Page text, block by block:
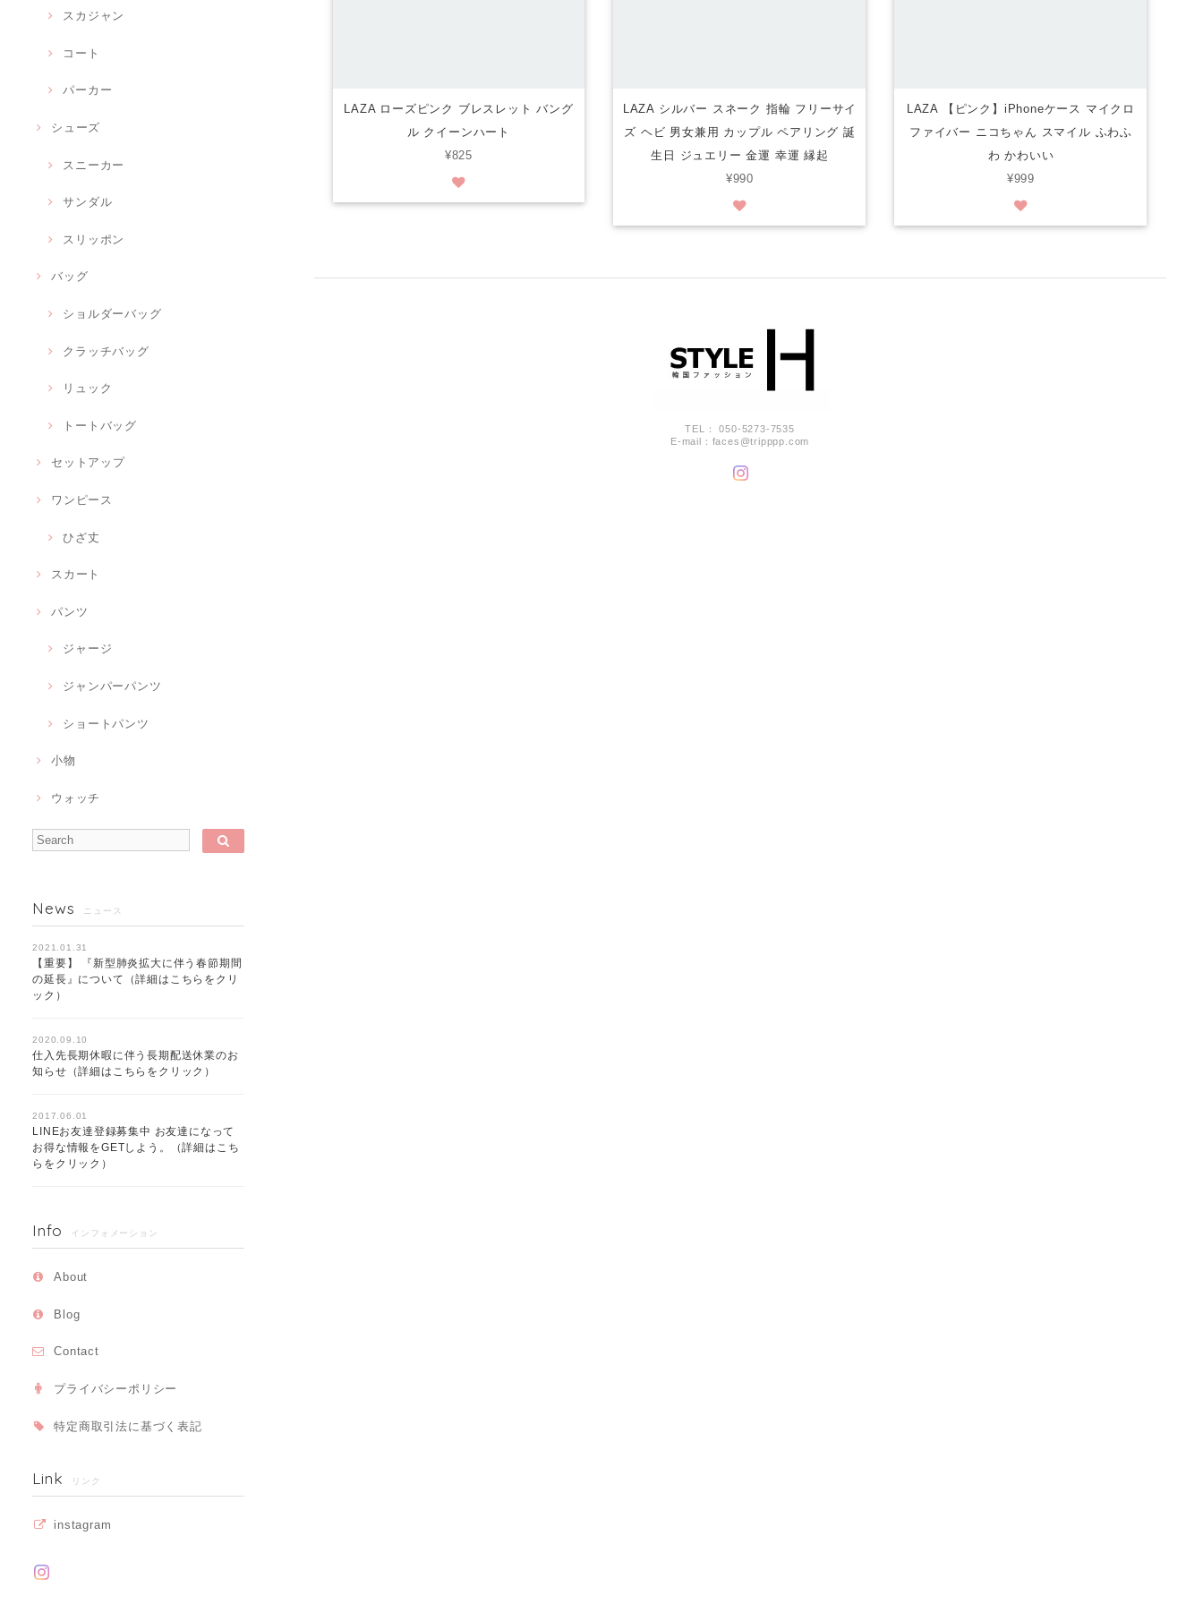
スカジャン
コート
パーカー
シューズ
スニーカー
サンダル
スリッポン
バッグ
ショルダーバッグ
クラッチバッグ
リュック
トートバッグ
セットアップ
ワンピース
ひざ丈
スカート
パンツ
ジャージ
ジャンパーパンツ
ショートパンツ
小物
ウォッチ
News ニュース
2021.01.31
【重要】 『新型肺炎拡大に伴う春節期間
の延長』について（詳細はこちらをクリ
ック）
2020.09.10
仕入先長期休暇に伴う長期配送休業のお
知らせ（詳細はこちらをクリック）
2017.06.01
LINEお友達登録募集中 お友達になって
お得な情報をGETしよう。（詳細はこち
らをクリック）
Info インフォメーション
About
Blog
Contact
プライバシーポリシー
特定商取引法に基づく表記
Link リンク
instagram
LAZA ローズピンク ブレスレット バング
ル クイーンハート
¥825
LAZA シルバー スネーク 指輪 フリーサイ
ズ ヘビ 男女兼用 カップル ペアリング 誕
生日 ジュエリー 金運 幸運 縁起
¥990
LAZA 【ピンク】iPhoneケース マイクロ
ファイバー ニコちゃん スマイル ふわふ
わ かわいい
¥999
TEL： 050-5273-7535
E-mail： faces@tripppp.com